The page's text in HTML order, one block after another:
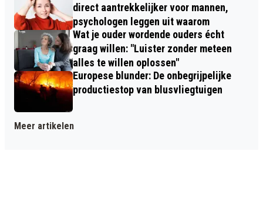
direct aantrekkelijker voor mannen,
psychologen leggen uit waarom
Wat je ouder wordende ouders écht
graag willen: "Luister zonder meteen
alles te willen oplossen"
Europese blunder: De onbegrijpelijke
productiestop van blusvliegtuigen
Meer artikelen